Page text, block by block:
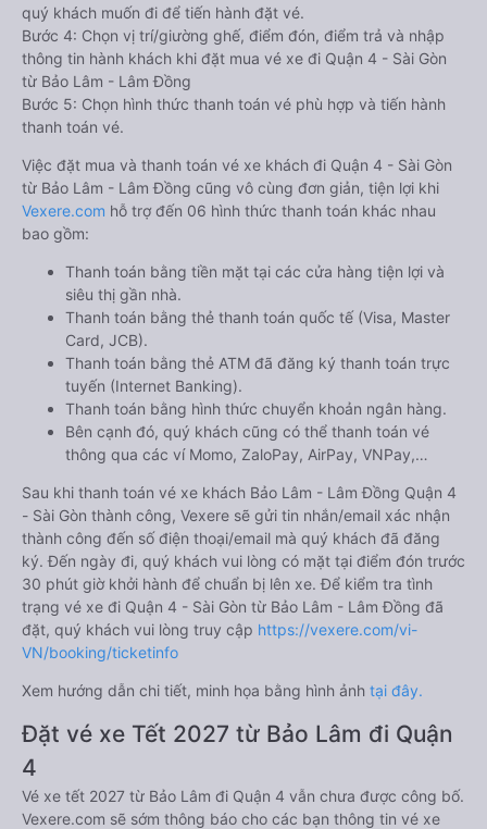
quý khách muốn đi để tiến hành đặt vé.
Bước 4: Chọn vị trí/giường ghế, điểm đón, điểm trả và nhập
thông tin hành khách khi đặt mua vé xe đi Quận 4 - Sài Gòn
từ Bảo Lâm - Lâm Đồng
Bước 5: Chọn hình thức thanh toán vé phù hợp và tiến hành
thanh toán vé.
Việc đặt mua và thanh toán vé xe khách đi Quận 4 - Sài Gòn
từ Bảo Lâm - Lâm Đồng cũng vô cùng đơn giản, tiện lợi khi
Vexere.com hỗ trợ đến 06 hình thức thanh toán khác nhau
bao gồm:
Thanh toán bằng tiền mặt tại các cửa hàng tiện lợi và
siêu thị gần nhà.
Thanh toán bằng thẻ thanh toán quốc tế (Visa, Master
Card, JCB).
Thanh toán bằng thẻ ATM đã đăng ký thanh toán trực
tuyến (Internet Banking).
Thanh toán bằng hình thức chuyển khoản ngân hàng.
Bên cạnh đó, quý khách cũng có thể thanh toán vé
thông qua các ví Momo, ZaloPay, AirPay, VNPay,…
Sau khi thanh toán vé xe khách Bảo Lâm - Lâm Đồng Quận 4
- Sài Gòn thành công, Vexere sẽ gửi tin nhắn/email xác nhận
thành công đến số điện thoại/email mà quý khách đã đăng
ký. Đến ngày đi, quý khách vui lòng có mặt tại điểm đón trước
30 phút giờ khởi hành để chuẩn bị lên xe. Để kiểm tra tình
trạng vé xe đi Quận 4 - Sài Gòn từ Bảo Lâm - Lâm Đồng đã
đặt, quý khách vui lòng truy cập https://vexere.com/vi-
VN/booking/ticketinfo
Xem hướng dẫn chi tiết, minh họa bằng hình ảnh tại đây.
Đặt vé xe Tết 2027 từ Bảo Lâm đi Quận
4
Vé xe tết 2027 từ Bảo Lâm đi Quận 4 vẫn chưa được công bố.
Vexere.com sẽ sớm thông báo cho các bạn thông tin vé xe